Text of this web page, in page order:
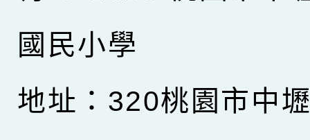
國民小學
地址：320桃園市中